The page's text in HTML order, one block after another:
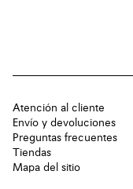
Atención al cliente
Envío y devoluciones
Preguntas frecuentes
Tiendas
Mapa del sitio